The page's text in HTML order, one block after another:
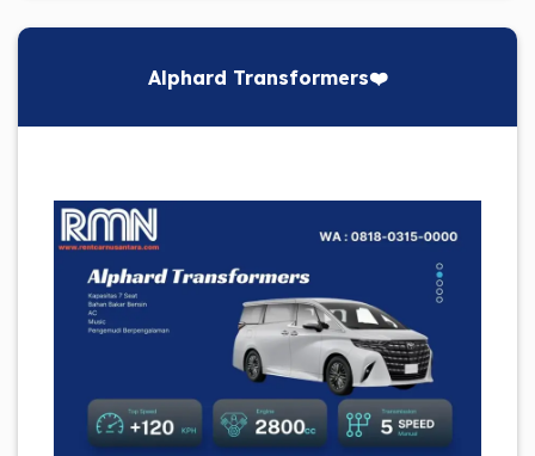
Alphard Transformers❤️